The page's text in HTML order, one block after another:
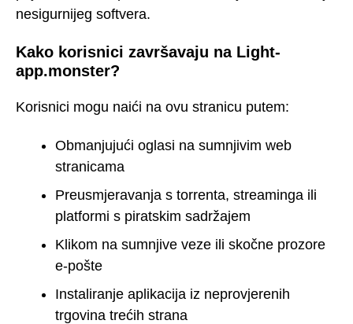
nesigurnijeg softvera.
Kako korisnici završavaju na Light-
app.monster?
Korisnici mogu naići na ovu stranicu putem:
Obmanjujući oglasi na sumnjivim web
stranicama
Preusmjeravanja s torrenta, streaminga ili
platformi s piratskim sadržajem
Klikom na sumnjive veze ili skočne prozore
e-pošte
Instaliranje aplikacija iz neprovjerenih
trgovina trećih strana